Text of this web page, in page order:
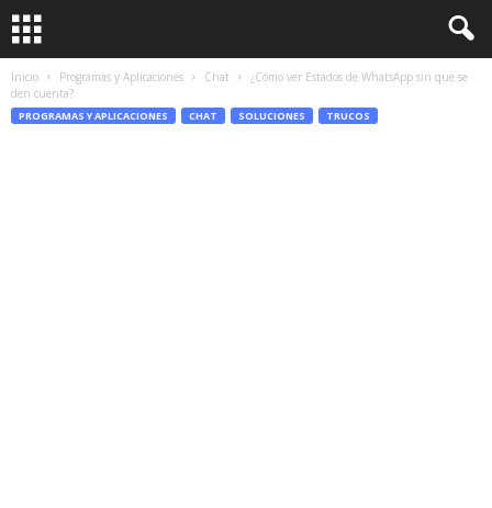
Inicio Programas y Aplicaciones Chat
¿Cómo ver Estados de WhatsApp sin que se
den cuenta?
PROGRAMAS Y APLICACIONES CHAT SOLUCIONES TRUCOS